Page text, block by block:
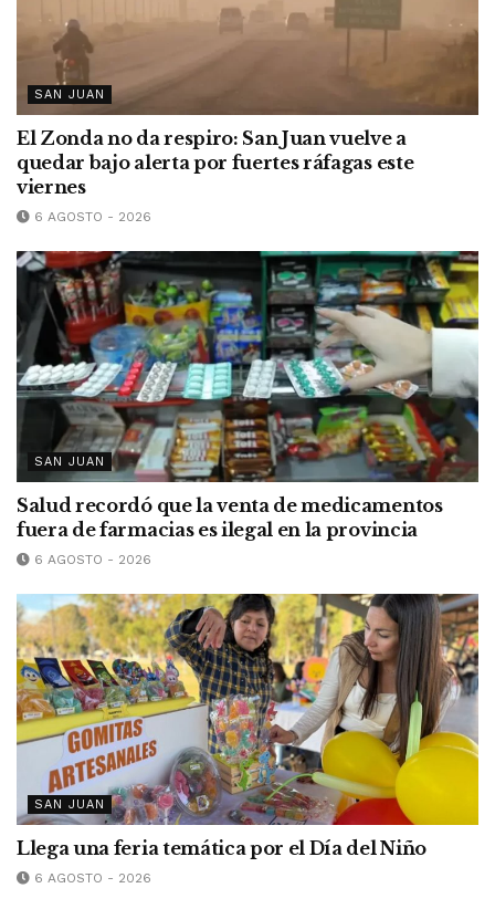
SAN JUAN
El Zonda no da respiro: San Juan vuelve a
quedar bajo alerta por fuertes ráfagas este
viernes
6 AGOSTO - 2026
SAN JUAN
Salud recordó que la venta de medicamentos
fuera de farmacias es ilegal en la provincia
6 AGOSTO - 2026
SAN JUAN
Llega una feria temática por el Día del Niño
6 AGOSTO - 2026